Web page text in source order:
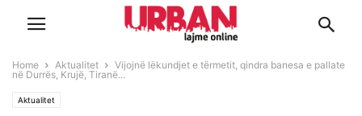
Home Aktualitet
Vijojnë lëkundjet e tërmetit, qindra banesa e pallate
në Durrës, Krujë, Tiranë...
Aktualitet